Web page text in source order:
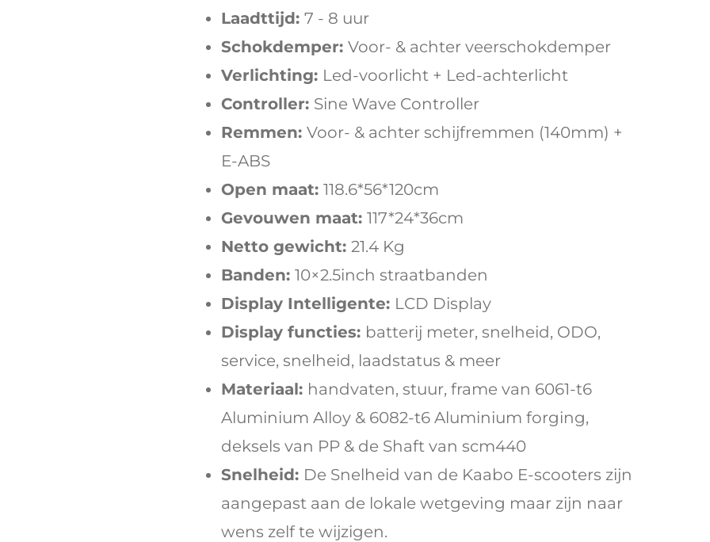
Laadttijd: 7 - 8 uur
Schokdemper: Voor- & achter veerschokdemper
Verlichting: Led-voorlicht + Led-achterlicht
Controller: Sine Wave Controller
Remmen: Voor- & achter schijfremmen (140mm) +
E-ABS
Open maat: 118.6*56*120cm
Gevouwen maat: 117*24*36cm
Netto gewicht: 21.4 Kg
Banden: 10×2.5inch straatbanden
Display Intelligente: LCD Display
Display functies: batterij meter, snelheid, ODO,
service, snelheid, laadstatus & meer
Materiaal: handvaten, stuur, frame van 6061-t6
Aluminium Alloy & 6082-t6 Aluminium forging,
deksels van PP & de Shaft van scm440
Snelheid: De Snelheid van de Kaabo E-scooters zijn
aangepast aan de lokale wetgeving maar zijn naar
wens zelf te wijzigen.